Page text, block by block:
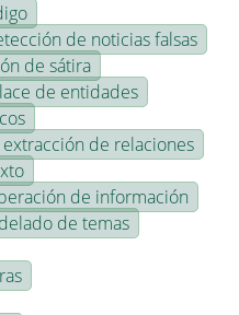
de noticias falsas
de sátira
de entidades
extracción de relaciones
de información
de temas